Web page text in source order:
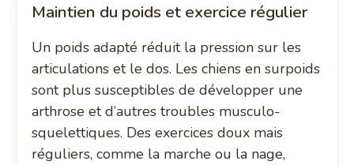
Maintien du poids et exercice régulier
Un poids adapté réduit la pression sur les
articulations et le dos. Les chiens en surpoids
sont plus susceptibles de développer une
arthrose et d’autres troubles musculo-
squelettiques. Des exercices doux mais
réguliers, comme la marche ou la nage,